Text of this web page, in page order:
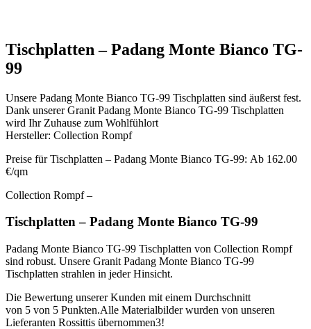
Tischplatten – Padang Monte Bianco TG-
99
Unsere Padang Monte Bianco TG-99 Tischplatten sind äußerst fest.
Dank unserer Granit Padang Monte Bianco TG-99 Tischplatten
wird Ihr Zuhause zum Wohlfühlort
Hersteller: Collection Rompf
Preise für Tischplatten – Padang Monte Bianco TG-99: Ab 162.00
€/qm
Collection Rompf –
Tischplatten – Padang Monte Bianco TG-99
Padang Monte Bianco TG-99 Tischplatten von Collection Rompf
sind robust. Unsere Granit Padang Monte Bianco TG-99
Tischplatten strahlen in jeder Hinsicht.
Die Bewertung unserer Kunden mit einem Durchschnitt
von 5 von 5 Punkten.Alle Materialbilder wurden von unseren
Lieferanten Rossittis übernommen3!